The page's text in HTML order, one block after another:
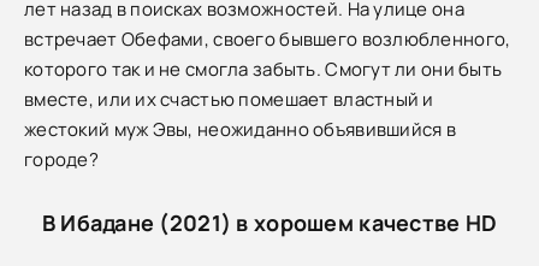
лет назад в поисках возможностей. На улице она
встречает Обефами, своего бывшего возлюбленного,
которого так и не смогла забыть. Смогут ли они быть
вместе, или их счастью помешает властный и
жестокий муж Эвы, неожиданно объявившийся в
городе?
В Ибадане (2021) в хорошем качестве HD